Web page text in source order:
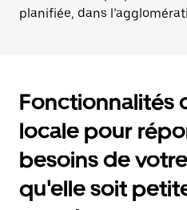
planifiée, dans
Fonctionnalités
locale pour
besoins de
qu'elle soit